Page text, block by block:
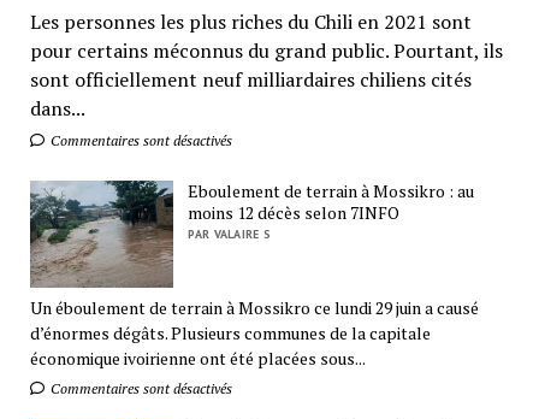
Les personnes les plus riches du Chili en 2021 sont
pour certains méconnus du grand public. Pourtant, ils
sont officiellement neuf milliardaires chiliens cités
dans...
Commentaires sont désactivés
Eboulement de terrain à Mossikro : au
moins 12 décès selon 7INFO
PAR VALAIRE S
Un éboulement de terrain à Mossikro ce lundi 29 juin a causé
d’énormes dégâts. Plusieurs communes de la capitale
économique ivoirienne ont été placées sous...
Commentaires sont désactivés